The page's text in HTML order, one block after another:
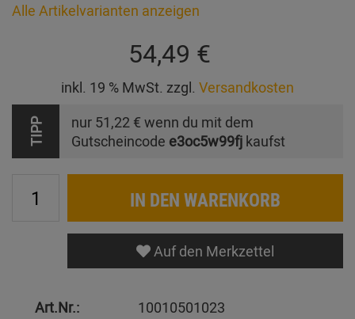
Alle Artikelvarianten anzeigen
54,49 €
inkl. 19 % MwSt. zzgl. Versandkosten
TIPP nur 51,22 € wenn du mit dem
Gutscheincode e3oc5w99fj kaufst
IN DEN WARENKORB
Auf den Merkzettel
Art.Nr.:
10010501023